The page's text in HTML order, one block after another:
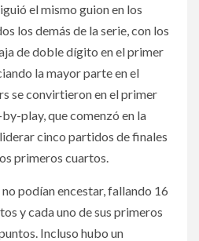
el mismo guion en los
los demás de la serie, con los
de doble dígito en el primer
la mayor parte en el
se convirtieron en el primer
play, que comenzó en la
cinco partidos de finales
primeros cuartos.
podían encestar, fallando 16
y cada uno de sus primeros
Incluso hubo un